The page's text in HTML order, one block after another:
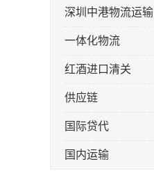
深圳中港物流运输
一体化物流
红酒进口清关
供应链
国际贷代
国内运输